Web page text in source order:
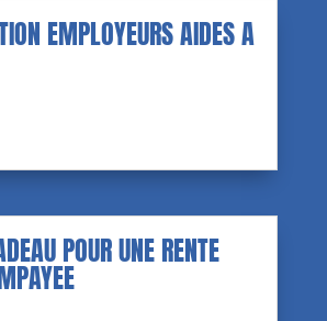
EMPLOYEURS AIDES A
POUR UNE RENTE